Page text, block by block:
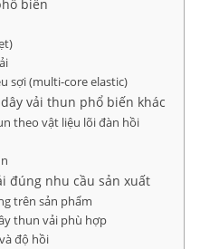
biến
sợi (multi-core elastic)
vải thun phổ biến khác
theo vật liệu lõi đàn hồi
đúng nhu cầu sản xuất
trên sản phẩm
thun vải phù hợp
độ hồi